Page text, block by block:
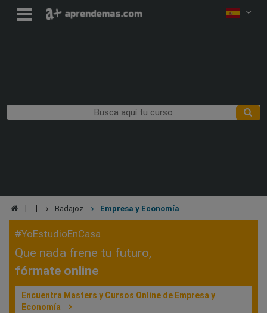
Badajoz Empresa y Economía
#YoEstudioEnCasa
Que nada frene tu futuro,
fórmate online
Encuentra Masters y Cursos Online de Empresa y
Economía